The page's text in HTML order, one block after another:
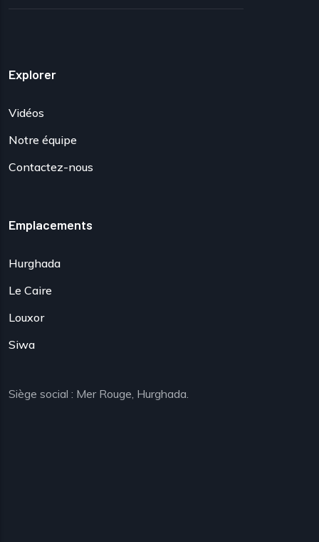
Explorer
Vidéos
Notre équipe
Contactez-nous
Emplacements
Hurghada
Le Caire
Louxor
Siwa
Siège social : Mer Rouge, Hurghada.